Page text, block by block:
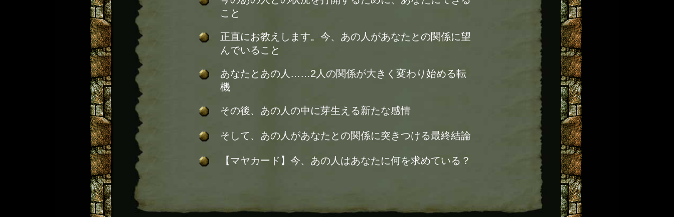
こと
正直にお教えします。今、あの人があなたとの関係に望
んでいること
あなたとあの人……2人の関係が大きく変わり始める転
機
その後、あの人の中に芽生える新たな感情
そして、あの人があなたとの関係に突きつける最終結論
【マヤカード】今、あの人はあなたに何を求めている？